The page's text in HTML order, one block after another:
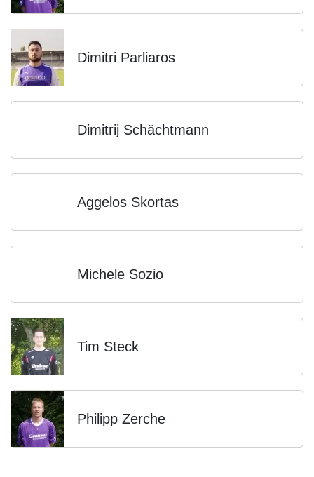
Dimitri Parliaros
Dimitrij Schächtmann
Aggelos Skortas
Michele Sozio
Tim Steck
Philipp Zerche